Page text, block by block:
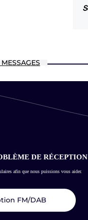
DE RÉCEPTION
afin que nous puissions vous aider.
FM/DAB